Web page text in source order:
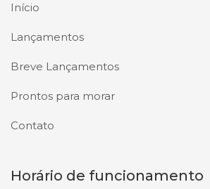
Início
Lançamentos
Breve Lançamentos
Prontos para morar
Contato
Horário de funcionamento